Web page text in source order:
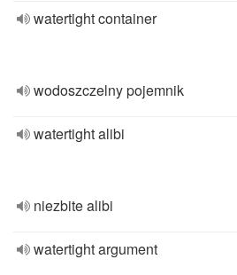
watertight container
wodoszczelny pojemnik
watertight alibi
niezbite alibi
watertight argument